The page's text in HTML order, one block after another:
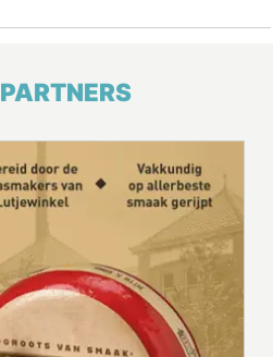
PARTNERS